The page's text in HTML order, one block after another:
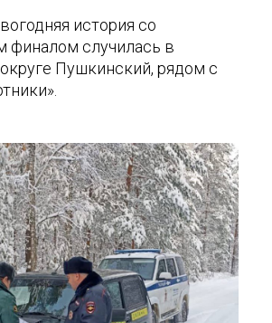
история со
финалом случилась в
Пушкинский, рядом с